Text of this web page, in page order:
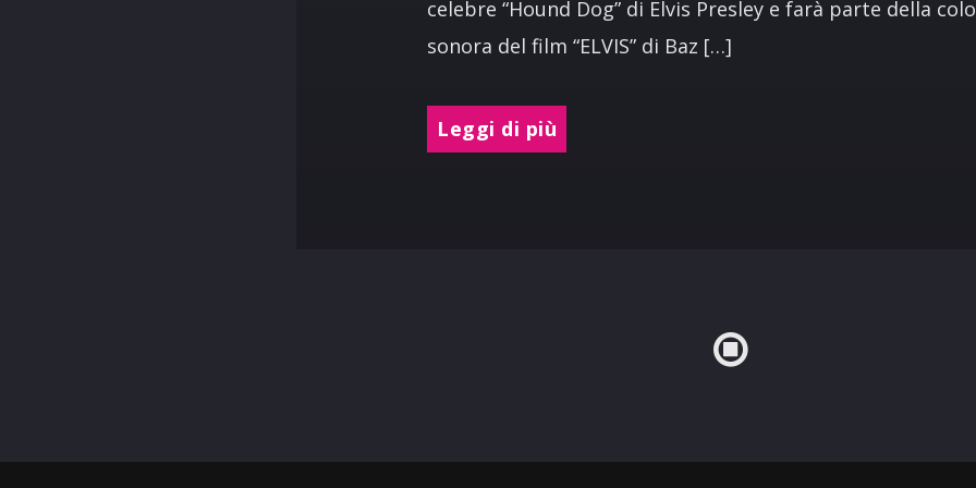
celebre “Hound Dog” di Elvis Presley e farà parte della
sonora del film “ELVIS” di Baz […]
Leggi di più